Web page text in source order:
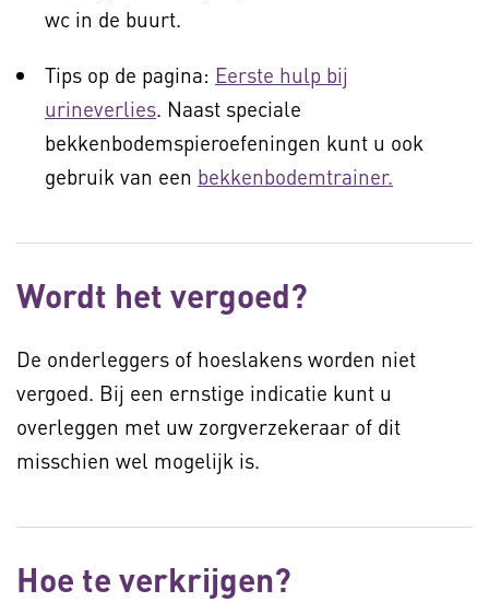
wc in de buurt.
Tips op de pagina: Eerste hulp bij
urineverlies. Naast speciale
bekkenbodemspieroefeningen kunt u ook
gebruik van een bekkenbodemtrainer.
Wordt het vergoed?
De onderleggers of hoeslakens worden niet
vergoed. Bij een ernstige indicatie kunt u
overleggen met uw zorgverzekeraar of dit
misschien wel mogelijk is.
Hoe te verkrijgen?